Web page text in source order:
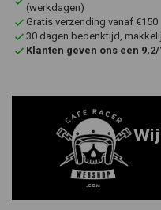
(werkdagen)
Gratis verzending vanaf €150
30 dagen bedenktijd,
Klanten geven ons een 9,2/